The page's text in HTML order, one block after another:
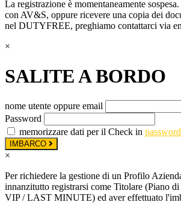
La registrazione è momentaneamente
con AV&S, oppure ricevere una copia dei
nel DUTYFREE, preghiamo contattarci via
×
SALITE A BORDO
nome utente oppure email
Password
memorizzare dati per il Check in
IMBARCO
×
Per richiedere la gestione di un Profilo
innanzitutto registrarsi come Titolare (Piano
VIP / LAST MINUTE) ed aver effettuato